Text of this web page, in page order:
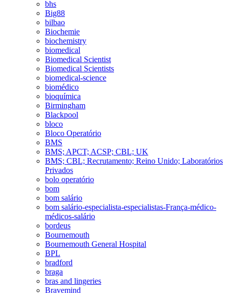
bhs
Big88
bilbao
Biochemie
biochemistry
biomedical
Biomedical Scientist
Biomedical Scientists
biomedical-science
biomédico
bioquímica
Birmingham
Blackpool
bloco
Bloco Operatório
BMS
BMS; APCT; ACSP; CBL; UK
BMS; CBL; Recrutamento; Reino Unido; Laboratórios
Privados
bolo operatório
bom
bom salário
bom salário-especialista-especialistas-França-médico-
médicos-salário
bordeus
Bournemouth
Bournemouth General Hospital
BPL
bradford
braga
bras and lingeries
Bravemind